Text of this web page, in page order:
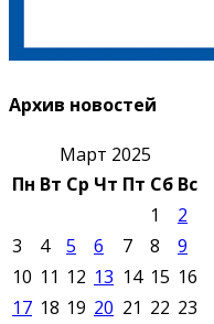
Архив новостей
Март 2025
Пн Вт Ср Чт Пт Сб Вс
1
2
3
4 5 6 7 8
9
10 11 12 13 14 15 16
17 18 19 20 21 22 23